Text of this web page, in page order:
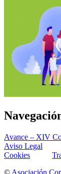
Avance – XIV
Aviso Legal
Cookies
© Asociación